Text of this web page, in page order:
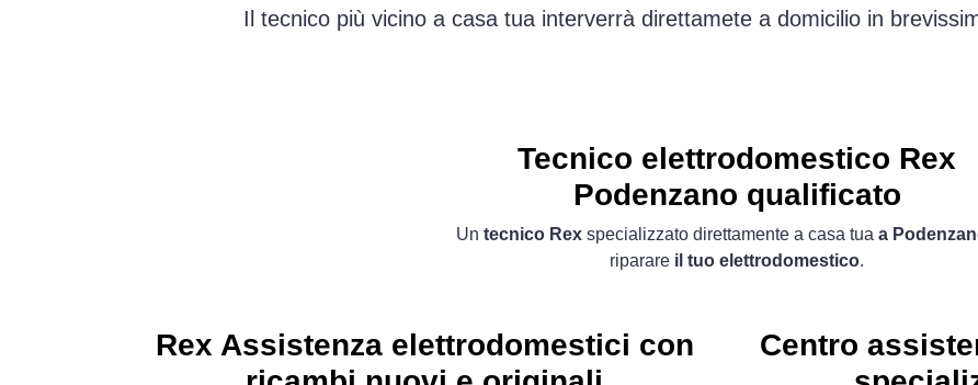
Il tecnico più vicino a casa tua interverrà direttamete a domicilio in
Tecnico elettrodomestico Rex
Podenzano qualificato
Un tecnico Rex specializzato direttamente a casa tua a
riparare il tuo elettrodomestico.
Rex Assistenza elettrodomestici con
Centro